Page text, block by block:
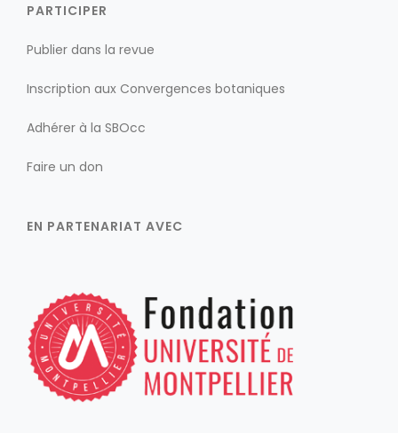
PARTICIPER
Publier dans la revue
Inscription aux Convergences botaniques
Adhérer à la SBOcc
Faire un don
EN PARTENARIAT AVEC